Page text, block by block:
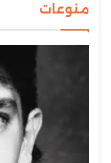
منوعات